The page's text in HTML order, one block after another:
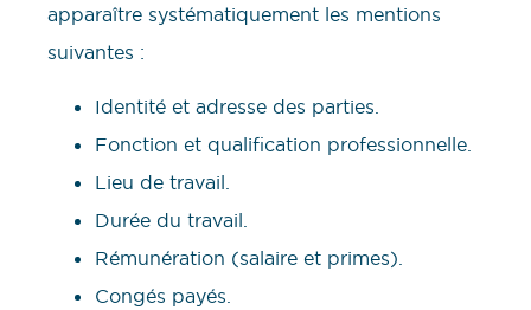
apparaître systématiquement les mentions
suivantes :
Identité et adresse des parties.
Fonction et qualification professionnelle.
Lieu de travail.
Durée du travail.
Rémunération (salaire et primes).
Congés payés.